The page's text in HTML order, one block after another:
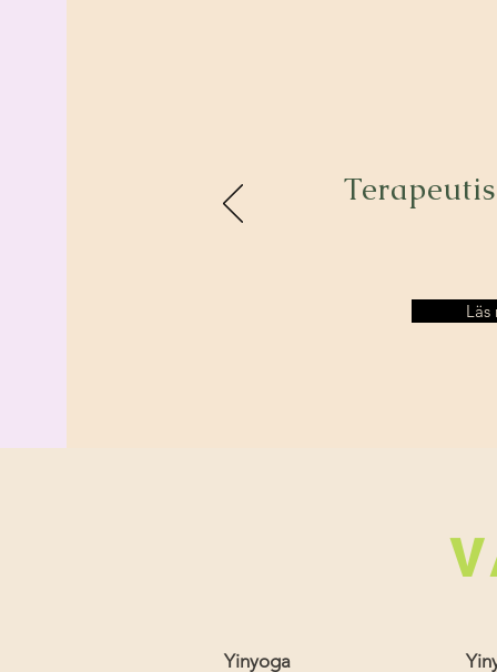
Läs
Yinyoga